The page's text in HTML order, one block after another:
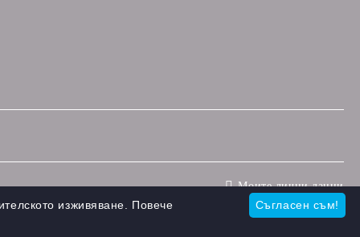
Моите лични данни
Съгласен съм!
изживяване. Повече